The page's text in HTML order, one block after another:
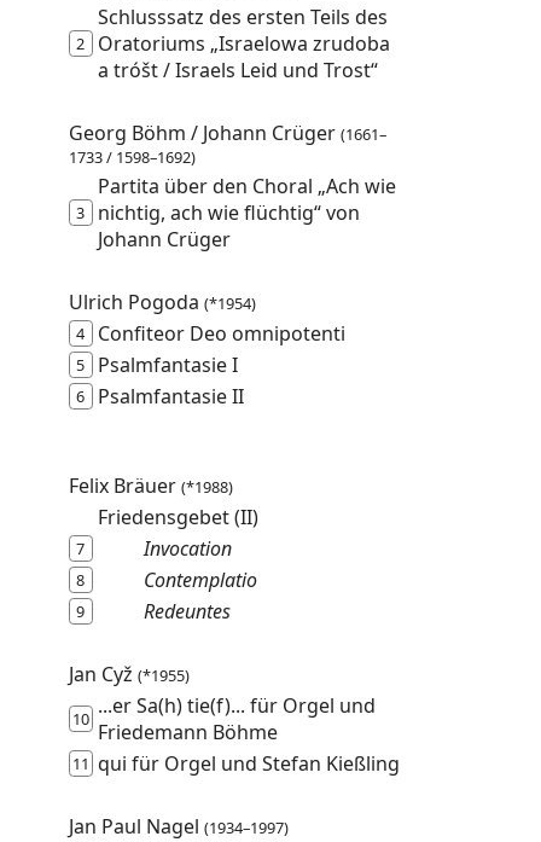
2
Schlusssatz des ersten Teils des
Oratoriums „Israelowa zrudoba
a tróšt / Israels Leid und Trost“
Georg Böhm / Johann Crüger (1661–
1733 / 1598–1692)
3
Partita über den Choral „Ach wie
nichtig, ach wie flüchtig“ von
Johann Crüger
Ulrich Pogoda (*1954)
4
Confiteor Deo omnipotenti
5 Psalmfantasie I
6 Psalmfantasie II
Felix Bräuer (*1988)
Friedensgebet (II)
7 Invocation
8 Contemplatio
9 Redeuntes
Jan Cyž (*1955)
10
...er Sa(h) tie(f)... für Orgel und
Friedemann Böhme
11 qui für Orgel und Stefan Kießling
Jan Paul Nagel (1934–1997)